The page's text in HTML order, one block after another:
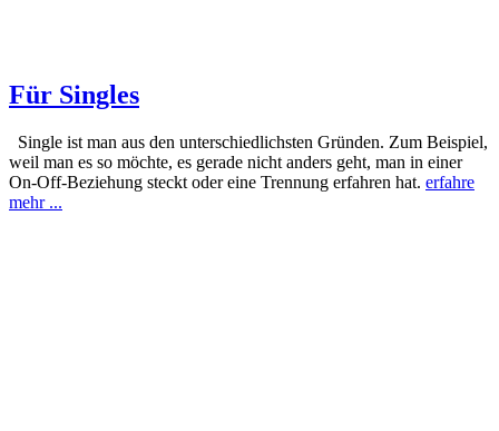
Für Singles
Single ist man aus den unterschiedlichsten Gründen. Zum Beispiel,
weil man es so möchte, es gerade nicht anders geht, man in einer
On-Off-Beziehung steckt oder eine Trennung erfahren hat. erfahre
mehr ...